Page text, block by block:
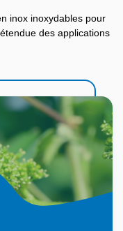
inox inoxydables pour
des applications